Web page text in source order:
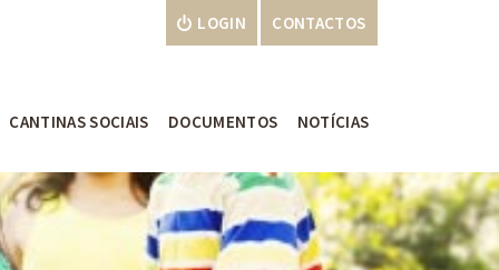
CANTINAS SOCIAIS DOCUMENTOS NOTÍCIAS
LOGIN CONTACTOS